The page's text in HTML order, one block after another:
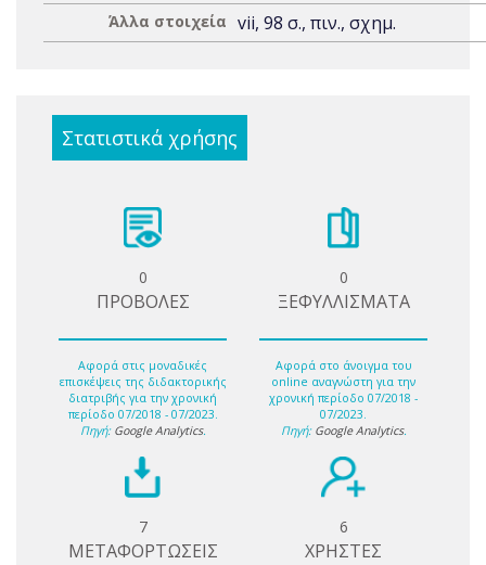
Άλλα στοιχεία vii, 98 σ., πιν., σχημ.
Στατιστικά χρήσης
0
ΠΡΟΒΟΛΕΣ
Αφορά στις μοναδικές
επισκέψεις της διδακτορικής
διατριβής για την χρονική
περίοδο 07/2018 - 07/2023.
Πηγή: Google Analytics.
0
ΞΕΦΥΛΛΙΣΜΑΤΑ
Αφορά στο άνοιγμα του
online αναγνώστη για την
χρονική περίοδο 07/2018 -
07/2023.
Πηγή: Google Analytics.
7
ΜΕΤΑΦΟΡΤΩΣΕΙΣ
6
ΧΡΗΣΤΕΣ